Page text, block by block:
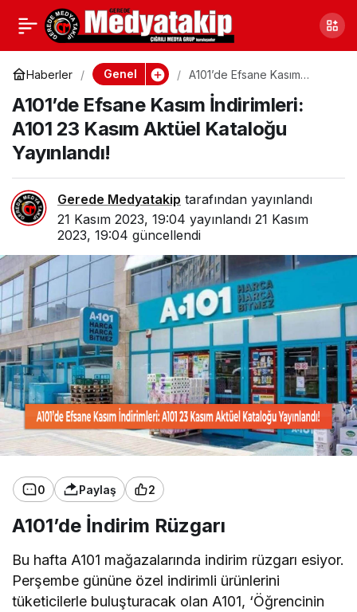
Haberler Genel
A101’de Efsane Kasım
Aktüel Kataloğu Yayınlandı!
A101’de Efsane Kasım İndirimleri:
A101 23 Kasım Aktüel Kataloğu
Yayınlandı!
Gerede Medyatakip tarafından yayınlandı
21 Kasım 2023, 19:04 yayınlandı 21 Kasım
2023, 19:04 güncellendi
0 Paylaş 2
A101’de İndirim Rüzgarı
Bu hafta A101 mağazalarında indirim rüzgarı esiyor.
Perşembe gününe özel indirimli ürünlerini
tüketicilerle buluşturacak olan A101, ‘Öğrencinin
A101’de Efsane Kasım
İndirimleri: A101 23
Kasım Aktüel Kataloğu
Yayınlandı!
0